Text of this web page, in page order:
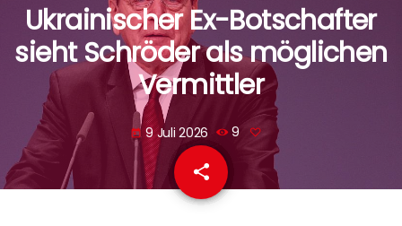
Ukrainischer Ex-Botschafter
sieht Schröder als möglichen
Vermittler
today 9 Juli 2026 9
share
email